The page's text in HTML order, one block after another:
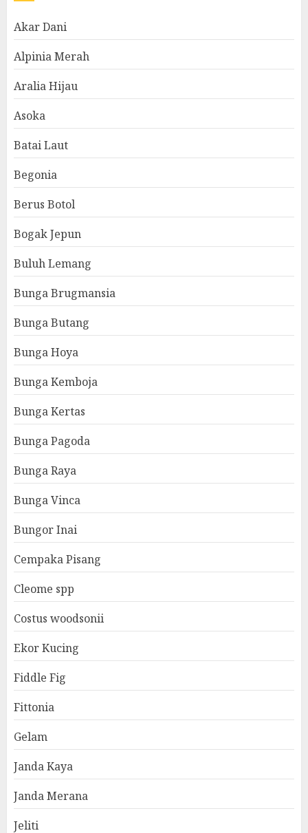
Akar Dani
Alpinia Merah
Aralia Hijau
Asoka
Batai Laut
Begonia
Berus Botol
Bogak Jepun
Buluh Lemang
Bunga Brugmansia
Bunga Butang
Bunga Hoya
Bunga Kemboja
Bunga Kertas
Bunga Pagoda
Bunga Raya
Bunga Vinca
Bungor Inai
Cempaka Pisang
Cleome spp
Costus woodsonii
Ekor Kucing
Fiddle Fig
Fittonia
Gelam
Janda Kaya
Janda Merana
Jeliti